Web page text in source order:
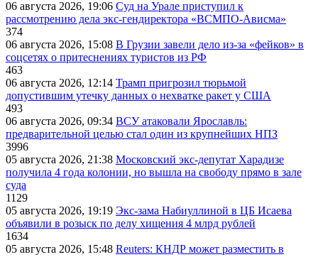
06 августа 2026, 19:06 Суд на Урале приступил к
рассмотрению дела экс-гендиректора «ВСМПО-Ависма»
374
06 августа 2026, 15:08 В Грузии завели дело из-за «фейков» в
соцсетях о притеснениях туристов из РФ
463
06 августа 2026, 12:14 Трамп пригрозил тюрьмой
допустившим утечку данных о нехватке ракет у США
493
06 августа 2026, 09:34 ВСУ атаковали Ярославль:
предварительной целью стал один из крупнейших НПЗ
3996
05 августа 2026, 21:38 Московский экс-депутат Харадизе
получила 4 года колонии, но вышла на свободу прямо в зале
суда
1129
05 августа 2026, 19:19 Экс-зама Набиуллиной в ЦБ Исаева
объявили в розыск по делу хищения 4 млрд рублей
1634
05 августа 2026, 15:48 Reuters: КНДР может разместить в